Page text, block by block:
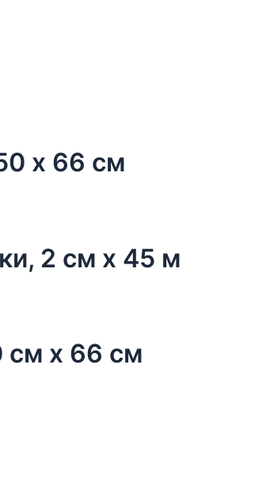
х 66 см
2 см х 45 м
см х 66 см